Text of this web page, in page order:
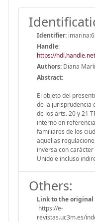
Identifier:
Handle:
https://
Authors: Diana
Abstract:
El objeto del
de la jurisprudencia
de los arts. 20 y 21
interno en
familiares de los
aquellas
inversa con
Unido e incluso
Others:
Link to the original
https://e-
revistas.uc3m.es/